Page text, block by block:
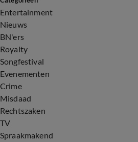
Entertainment
Nieuws
BN'ers
Royalty
Songfestival
Evenementen
Crime
Misdaad
Rechtszaken
TV
Spraakmakend